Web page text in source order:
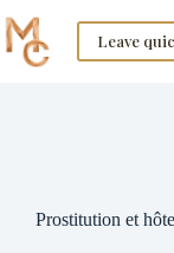
to
content
Leave
Prostitution et